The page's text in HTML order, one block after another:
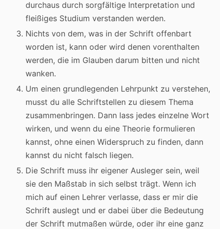
durchaus durch sorgfältige Interpretation und
fleißiges Studium verstanden werden.
Nichts von dem, was in der Schrift offenbart
worden ist, kann oder wird denen vorenthalten
werden, die im Glauben darum bitten und nicht
wanken.
Um einen grundlegenden Lehrpunkt zu verstehen,
musst du alle Schriftstellen zu diesem Thema
zusammenbringen. Dann lass jedes einzelne Wort
wirken, und wenn du eine Theorie formulieren
kannst, ohne einen Widerspruch zu finden, dann
kannst du nicht falsch liegen.
Die Schrift muss ihr eigener Ausleger sein, weil
sie den Maßstab in sich selbst trägt. Wenn ich
mich auf einen Lehrer verlasse, dass er mir die
Schrift auslegt und er dabei über die Bedeutung
der Schrift mutmaßen würde, oder ihr eine ganz